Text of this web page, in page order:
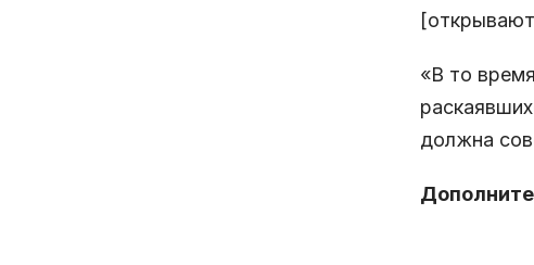
«В то
должна